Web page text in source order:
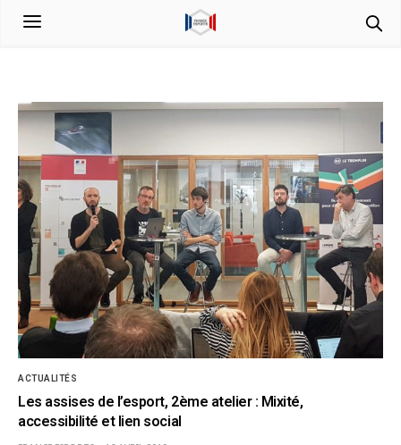
ACTUALITÉS
Les assises de l’esport, 2ème atelier : Mixité,
accessibilité et lien social